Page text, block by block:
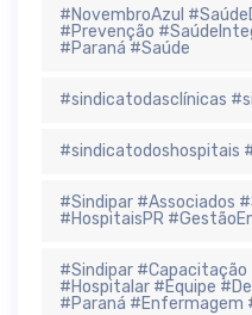
#NovembroAzul
#Prevenção
#Paraná #Saúde
#sindicatodasclínicas
#sindicatodoshospitais
#Sindipar #Associados
#HospitaisPR
#Sindipar
#Hospitalar #Equipe
#Paraná #Enfermagem